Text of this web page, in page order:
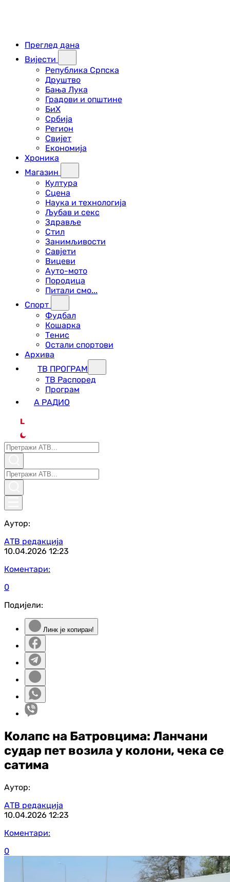
Преглед дана
Вијести
Република Српска
Друштво
Бања Лука
Градови и општине
БиХ
Србија
Регион
Свијет
Економија
Хроника
Магазин
Култура
Сцена
Наука и технологија
Љубав и секс
Здравље
Стил
Занимљивости
Савјети
Вицеви
Ауто-мото
Породица
Питали смо...
Спорт
Фудбал
Кошарка
Тенис
Остали спортови
Архива
ТВ ПРОГРАМ
ТВ Распоред
Програм
А РАДИО
L
Аутор:
АТВ редакција
10.04.2026 12:23
Коментари:
0
Подијели:
Линк је копиран!
Колапс на Батровцима: Ланчани
судар пет возила у колони, чека се
сатима
Аутор:
АТВ редакција
10.04.2026 12:23
Коментари:
0